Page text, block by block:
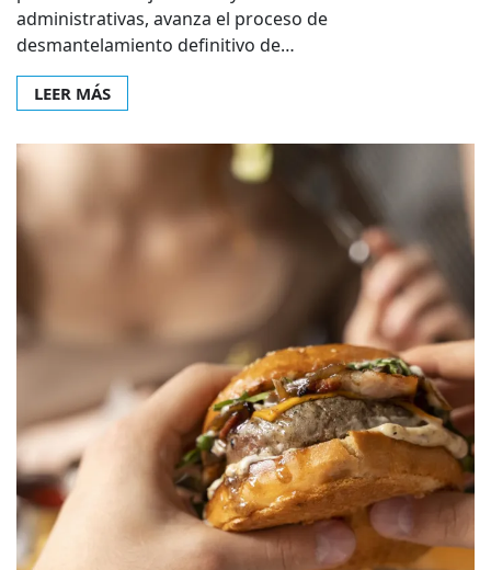
administrativas, avanza el proceso de
desmantelamiento definitivo de…
LEER MÁS